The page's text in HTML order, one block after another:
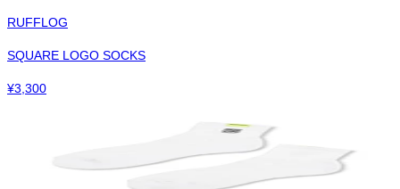
RUFFLOG
SQUARE LOGO SOCKS
¥3,300